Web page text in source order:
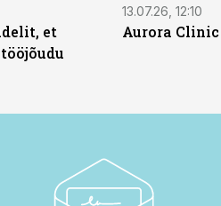
et
13.07.26, 12:10
Aurora